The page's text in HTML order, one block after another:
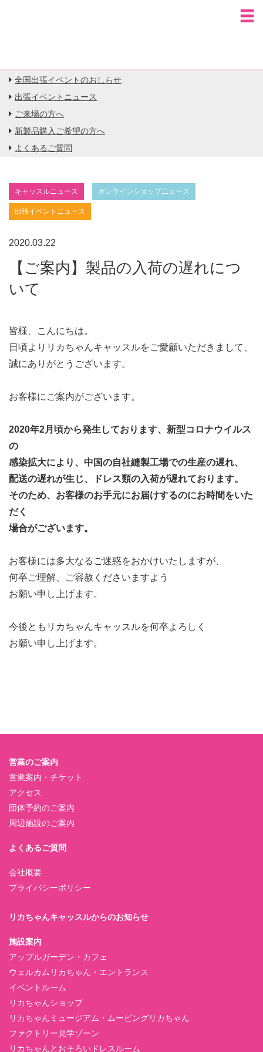
全国出張イベントのおしらせ
出張イベントニュース
ご来場の方へ
新製品購入ご希望の方へ
よくあるご質問
キャッスルニュース オンラインショップニュース
出張イベントニュース
2020.03.22
【ご案内】製品の入荷の遅れにつ
いて
皆様、こんにちは。
日頃よりリカちゃんキャッスルをご愛顧いただきまして、
誠にありがとうございます。
お客様にご案内がございます。
2020年2月頃から発生しております、新型コロナウイルス
の
感染拡大により、中国の自社縫製工場での生産の遅れ、
配送の遅れが生じ、ドレス類の入荷が遅れております。
そのため、お客様のお手元にお届けするのにお時間をいた
だく
場合がございます。
お客様には多大なるご迷惑をおかけいたしますが、
何卒ご理解、ご容赦くださいますよう
お願い申し上げます。
今後ともリカちゃんキャッスルを何卒よろしく
お願い申し上げます。
営業のご案内
営業案内・チケット
アクセス
団体予約のご案内
周辺施設のご案内
よくあるご質問
会社概要
プライバシーポリシー
リカちゃんキャッスルからのお知らせ
施設案内
アップルガーデン・カフェ
ウェルカムリカちゃん・エントランス
イベントルーム
リカちゃんショップ
リカちゃんミュージアム・ムービングリカちゃん
ファクトリー見学ゾーン
リカちゃんとおそろいドレスルーム